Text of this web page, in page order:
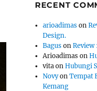
RECENT
arioadimas on
Design.
Bagus onReview
Arioadimas on
vitaonHubungi
NovyonTempat
Kemang